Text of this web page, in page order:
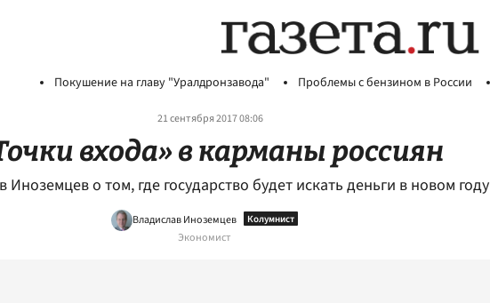
Покушение на главу "Уралдронзавода" Проблемы с бензином в России
21 сентября 2017 08:06
входа» в карманы россиян
Иноземцев о том, где государство будет искать деньги в новом году
Владислав Иноземцев
Экономист